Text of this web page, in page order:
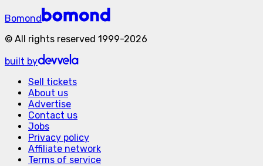
Bomond
© All rights reserved 1999-2026
built by
Sell tickets
About us
Advertise
Contact us
Jobs
Privacy policy
Affiliate network
Terms of service